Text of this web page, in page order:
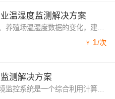
温湿度监测解决方案
针对温室大棚内、养殖场温湿度数据的变化，建大仁科推出GPRS-c5温湿度监测系统，该系统主要使用GPRS-c5温湿度记录仪，基于GPRS/4G传输来监测温湿度数据，通过网络基站将采集的温湿度数据上传到服务器，GPRS/4G通讯月流量小于30M。
¥ 1/次
测解决方案
建大仁科机房环境监控系统是一个综合利用计算机网络技术、数据库技术、通信技术、自动控制技术、新型传感技术等构成的环境监控系统，提供一种以计算机技术为基础、基于集中管理监控模式的自动化、智能化和高效率的技术手段，监测内容包括温湿度、烟感、空调、漏水、红外、市电供电等，实现机房的集中监控、远程操控、数据实时查询、故障告警等功能，为机房高效的管理和安全运营提供有力的保证。